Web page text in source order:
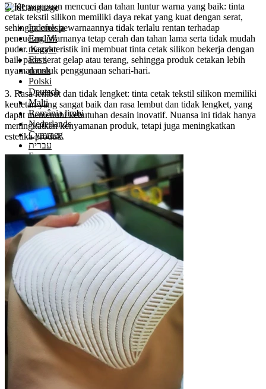
Language
Indonesia
English
magyar
Eesti
dansk
Polski
Deutsch
Malti
România limbi
Nederlands
Cymraeg
עברית
Български
2. Kemampuan mencuci dan tahan luntur warna yang baik: tinta
cetak tekstil silikon memiliki daya rekat yang kuat dengan serat,
sehingga efek pewarnaannya tidak terlalu rentan terhadap
pencucian. Warnanya tetap cerah dan tahan lama serta tidak mudah
pudar. Karakteristik ini membuat tinta cetak silikon bekerja dengan
baik pada serat gelap atau terang, sehingga produk cetakan lebih
nyaman untuk penggunaan sehari-hari.
3. Rasa lembut dan tidak lengket: tinta cetak tekstil silikon memiliki
keuletan yang sangat baik dan rasa lembut dan tidak lengket, yang
dapat memenuhi kebutuhan desain inovatif. Nuansa ini tidak hanya
meningkatkan kenyamanan produk, tetapi juga meningkatkan
estetika produk.